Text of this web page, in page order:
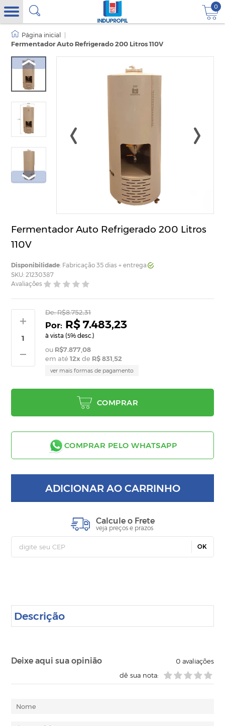
0
Fermentador Auto Refrigerado 200 Litros 110V
Fermentador Auto Refrigerado 200 Litros
110V
Disponibilidade: Fabricação 35 dias + entrega
SKU: 21230387
Avaliações
R$ 7.483,23
à vista (5% desc.)
De:R$8.752,31
R$7.877,08
em até12x de R$ 831,52
ver mais formas de pagamento
COMPRAR
COMPRAR PELO WHATSAPP
ADICIONAR AO CARRINHO
Calcule o Frete
veja preços e prazos
OK
Descrição
Deixe aqui sua opinião 0avaliações
dê sua nota: